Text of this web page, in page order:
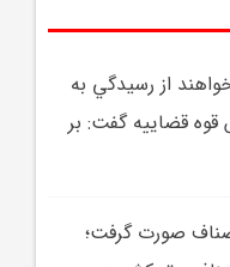
از رسيدگي به
قضاييه گفت: بر
صورت گرفت؛